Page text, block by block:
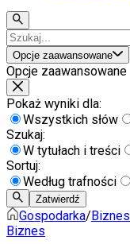
Opcje zaawansowane
Opcje zaawansowane
Pokaż wyniki dla:
Wszystkich słów
Szukaj:
W tytułach i treści
Sortuj:
Według trafności
Zatwierdź
Gospodarka/Biznes
Biznes